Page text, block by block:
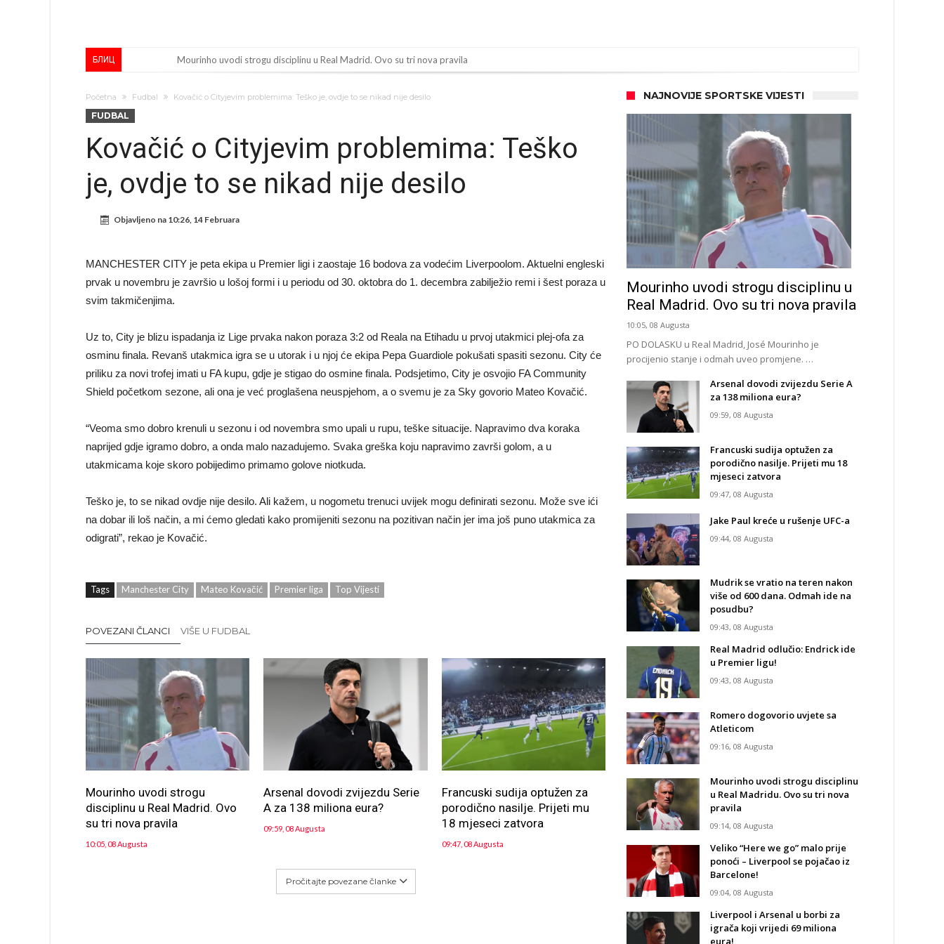
БЛИЦ Mourinho uvodi strogu disciplinu u Real Madrid. Ovo su tri nova pravila
Mudrik se vratio na teren nakon više od 600 dana. Odmah ide na posudbu?
Real Madrid odlučio: Endrick ide u Premier ligu!
Mourinho uvodi strogu disciplinu u Real Madridu. Ovo su tri nova pravila
Početna Fudbal Kovačić o Cityjevim problemima: Teško je, ovdje to se nikad nije desilo
FUDBAL
Kovačić o Cityjevim problemima: Teško
je, ovdje to se nikad nije desilo
Objavljeno na 10:26, 14 Februara
MANCHESTER CITY je peta ekipa u Premier ligi i zaostaje 16 bodova za vodećim Liverpoolom. Aktuelni engleski
prvak u novembru je završio u lošoj formi i u periodu od 30. oktobra do 1. decembra zabilježio remi i šest poraza u
svim takmičenjima.
Uz to, City je blizu ispadanja iz Lige prvaka nakon poraza 3:2 od Reala na Etihadu u prvoj utakmici plej-ofa za
osminu finala. Revanš utakmica igra se u utorak i u njoj će ekipa Pepa Guardiole pokušati spasiti sezonu. City će
priliku za novi trofej imati u FA kupu, gdje je stigao do osmine finala. Podsjetimo, City je osvojio FA Community
Shield početkom sezone, ali ona je već proglašena neuspjehom, a o svemu je za Sky govorio Mateo Kovačić.
“Veoma smo dobro krenuli u sezonu i od novembra smo upali u rupu, teške situacije. Napravimo dva koraka
naprijed gdje igramo dobro, a onda malo nazadujemo. Svaka greška koju napravimo završi golom, a u
utakmicama koje skoro pobijedimo primamo golove niotkuda.
Teško je, to se nikad ovdje nije desilo. Ali kažem, u nogometu trenuci uvijek mogu definirati sezonu. Može sve ići
na dobar ili loš način, a mi ćemo gledati kako promijeniti sezonu na pozitivan način jer ima još puno utakmica za
odigrati”, rekao je Kovačić.
Tags Manchester City Mateo Kovačić Premier liga Top Vijesti
POVEZANI ČLANCI VIŠE U FUDBAL
Mourinho uvodi strogu
disciplinu u Real Madrid. Ovo
su tri nova pravila
10:05, 08 Augusta
Arsenal dovodi zvijezdu Serie
A za 138 miliona eura?
09:59, 08 Augusta
Francuski sudija optužen za
porodično nasilje. Prijeti mu
18 mjeseci zatvora
09:47, 08 Augusta
Pročitajte povezane članke
NAJNOVIJE SPORTSKE VIJESTI
Mourinho uvodi strogu disciplinu u
Real Madrid. Ovo su tri nova pravila
10:05, 08 Augusta
PO DOLASKU u Real Madrid, José Mourinho je
procijenio stanje i odmah uveo promjene. …
Arsenal dovodi zvijezdu Serie A
za 138 miliona eura?
09:59, 08 Augusta
Francuski sudija optužen za
porodično nasilje. Prijeti mu 18
mjeseci zatvora
09:47, 08 Augusta
Jake Paul kreće u rušenje UFC-a
09:44, 08 Augusta
Mudrik se vratio na teren nakon
više od 600 dana. Odmah ide na
posudbu?
09:43, 08 Augusta
Real Madrid odlučio: Endrick ide
u Premier ligu!
09:43, 08 Augusta
Romero dogovorio uvjete sa
Atleticom
09:16, 08 Augusta
Mourinho uvodi strogu disciplinu
u Real Madridu. Ovo su tri nova
pravila
09:14, 08 Augusta
Veliko “Here we go” malo prije
ponoći – Liverpool se pojačao iz
Barcelone!
09:04, 08 Augusta
Liverpool i Arsenal u borbi za
igrača koji vrijedi 69 miliona
eura!